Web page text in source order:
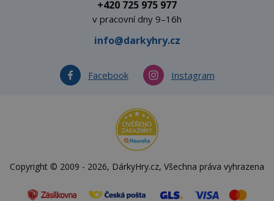
+420 725 975 977
v pracovní dny 9–16h
info@darkyhry.cz
Facebook Instagram
Copyright © 2009 - 2026, DárkyHry.cz, Všechna práva vyhrazena